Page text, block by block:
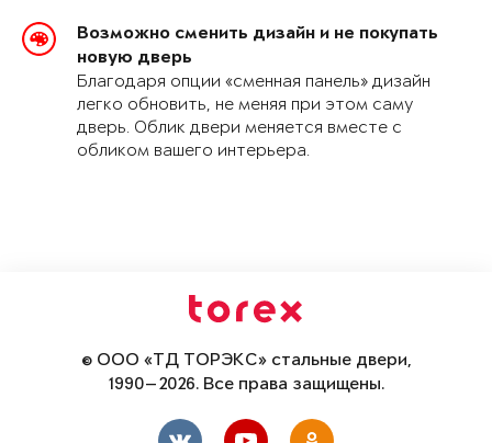
Возможно сменить дизайн и не покупать
новую дверь
Благодаря опции «сменная панель» дизайн
легко обновить, не меняя при этом саму
дверь. Облик двери меняется вместе с
обликом вашего интерьера.
© ООО «ТД ТОРЭКС» стальные двери,
1990—2026. Все права защищены.